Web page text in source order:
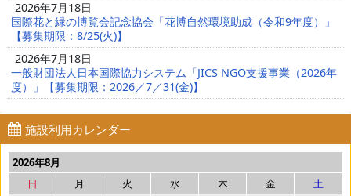
2026年7月18日
国際花と緑の博覧会記念協会「花博自然環境助成（令和9年度）」
【募集期限：8/25(火)】
2026年7月18日
一般財団法人日本国際協力システム「JICS NGO支援事業（2026年
度）」【募集期限：2026／7／31(金)】
施設利用カレンダー
2026年8月
日
月 火 水 木 金
土